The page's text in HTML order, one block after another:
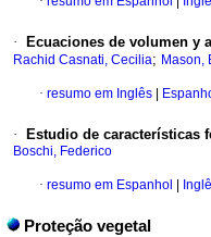
· Ecuaciones de volumen y
Rachid Casnati, Cecilia; Mason,
· resumo em Inglês
· Estudio de características
Boschi, Federico
· resumo em Espanhol
Proteção vegetal